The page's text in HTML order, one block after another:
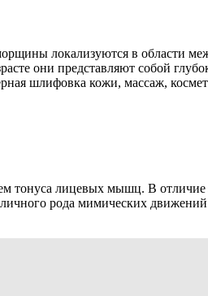
локализуются в области
они представляют собой
шлифовка кожи, массаж,
тонуса лицевых мышц. В
рода мимических